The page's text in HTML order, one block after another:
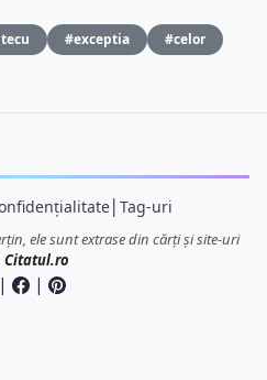
#exceptia
#celor
│ Tag-uri
ele sunt extrase din cărți și site-uri
Citatul.ro
| |